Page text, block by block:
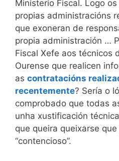
Ministerio Fiscal. Logo
propias administracións
que exoneran de
propia administración …
Fiscal Xefe aos técnicos
Ourense que realicen
as contratacións
recentemente? Sería o
comprobado que todas
unha xustificación
que queira queixarse
“contencioso”.